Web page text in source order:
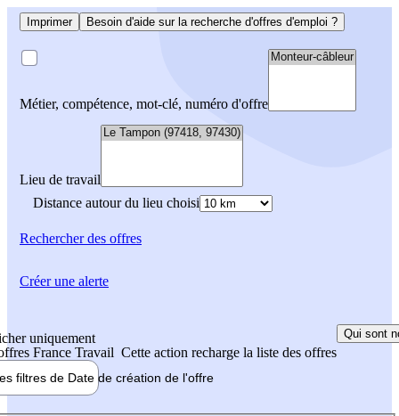
Imprimer Besoin d'aide sur la recherche d'offres d'emploi ?
Métier, compétence, mot-clé, numéro d'offre
Lieu de travail
Distance autour du lieu choisi
Rechercherdes offres
uniquement
France Travail Cette action recharge la liste des offres
Qui sont
filtres de Date de création de l'offre
Créer une alerte